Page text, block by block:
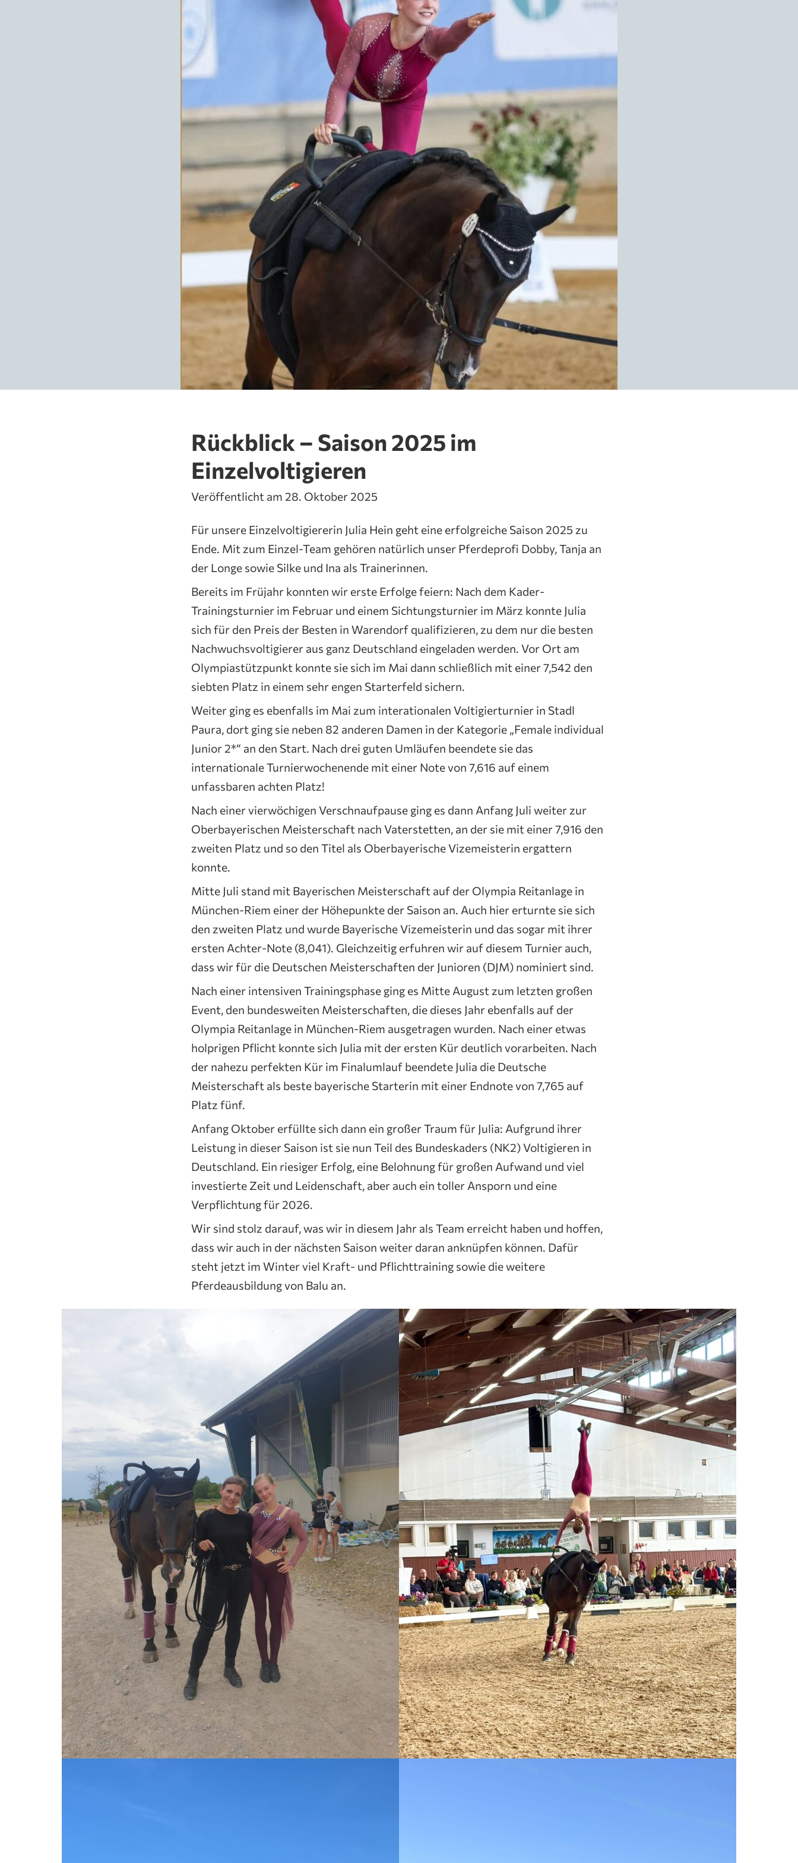
Rückblick – Saison 2025 im
Einzelvoltigieren
Veröffentlicht am 28. Oktober 2025
Für unsere Einzelvoltigiererin Julia Hein geht eine erfolgreiche Saison 2025 zu
Ende. Mit zum Einzel-Team gehören natürlich unser Pferdeprofi Dobby, Tanja an
der Longe sowie Silke und Ina als Trainerinnen.
Bereits im Früjahr konnten wir erste Erfolge feiern: Nach dem Kader-
Trainingsturnier im Februar und einem Sichtungsturnier im März konnte Julia
sich für den Preis der Besten in Warendorf qualifizieren, zu dem nur die besten
Nachwuchsvoltigierer aus ganz Deutschland eingeladen werden. Vor Ort am
Olympiastützpunkt konnte sie sich im Mai dann schließlich mit einer 7,542 den
siebten Platz in einem sehr engen Starterfeld sichern.
Weiter ging es ebenfalls im Mai zum interationalen Voltigierturnier in Stadl
Paura, dort ging sie neben 82 anderen Damen in der Kategorie „Female individual
Junior 2*“ an den Start. Nach drei guten Umläufen beendete sie das
internationale Turnierwochenende mit einer Note von 7,616 auf einem
unfassbaren achten Platz!
Nach einer vierwöchigen Verschnaufpause ging es dann Anfang Juli weiter zur
Oberbayerischen Meisterschaft nach Vaterstetten, an der sie mit einer 7,916 den
zweiten Platz und so den Titel als Oberbayerische Vizemeisterin ergattern
konnte.
Mitte Juli stand mit Bayerischen Meisterschaft auf der Olympia Reitanlage in
München-Riem einer der Höhepunkte der Saison an. Auch hier erturnte sie sich
den zweiten Platz und wurde Bayerische Vizemeisterin und das sogar mit ihrer
ersten Achter-Note (8,041). Gleichzeitig erfuhren wir auf diesem Turnier auch,
dass wir für die Deutschen Meisterschaften der Junioren (DJM) nominiert sind.
Nach einer intensiven Trainingsphase ging es Mitte August zum letzten großen
Event, den bundesweiten Meisterschaften, die dieses Jahr ebenfalls auf der
Olympia Reitanlage in München-Riem ausgetragen wurden. Nach einer etwas
holprigen Pflicht konnte sich Julia mit der ersten Kür deutlich vorarbeiten. Nach
der nahezu perfekten Kür im Finalumlauf beendete Julia die Deutsche
Meisterschaft als beste bayerische Starterin mit einer Endnote von 7,765 auf
Platz fünf.
Anfang Oktober erfüllte sich dann ein großer Traum für Julia: Aufgrund ihrer
Leistung in dieser Saison ist sie nun Teil des Bundeskaders (NK2) Voltigieren in
Deutschland. Ein riesiger Erfolg, eine Belohnung für großen Aufwand und viel
investierte Zeit und Leidenschaft, aber auch ein toller Ansporn und eine
Verpflichtung für 2026.
Wir sind stolz darauf, was wir in diesem Jahr als Team erreicht haben und hoffen,
dass wir auch in der nächsten Saison weiter daran anknüpfen können. Dafür
steht jetzt im Winter viel Kraft- und Pflichttraining sowie die weitere
Pferdeausbildung von Balu an.